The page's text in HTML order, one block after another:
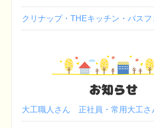
クリナップ・THEキッチン・バスフ
お知らせ
大工職人さん 正社員・常用大工さ